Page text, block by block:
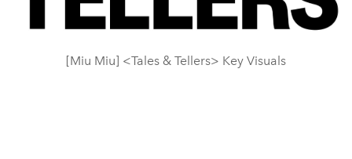
[Miu Miu] <Tales & Tellers> Key Visuals